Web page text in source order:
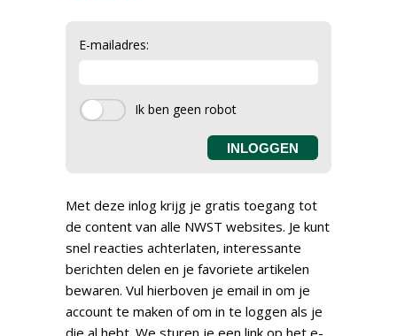
E-mailadres:
Met deze inlog krijg je gratis toegang tot
de content van alle NWST websites. Je kunt
snel reacties achterlaten, interessante
berichten delen en je favoriete artikelen
bewaren. Vul hierboven je email in om je
account te maken of om in te loggen als je
die al hebt. We sturen je een link op het e-